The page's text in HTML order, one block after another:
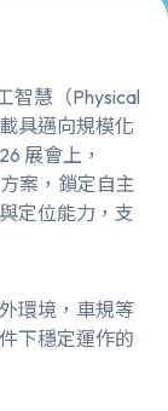
智慧（Physical
具邁向規模化
展會上，
案，鎖定自主
定位能力，支
環境，車規等
下穩定運作的